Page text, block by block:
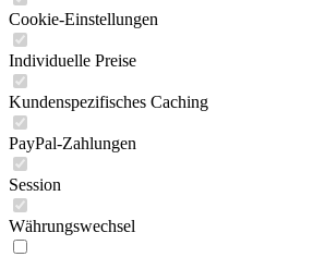
Cookie-Einstellungen
Individuelle Preise
Kundenspezifisches Caching
PayPal-Zahlungen
Session
Währungswechsel